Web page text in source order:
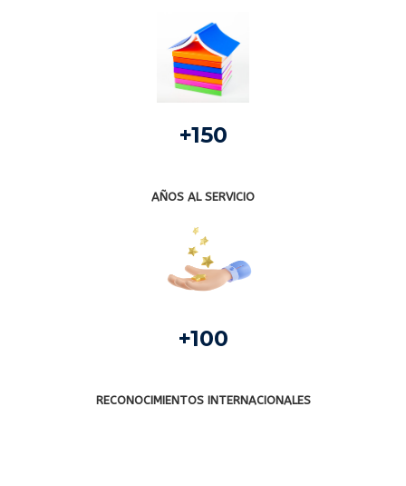
+150
AÑOS AL SERVICIO
+100
RECONOCIMIENTOS INTERNACIONALES